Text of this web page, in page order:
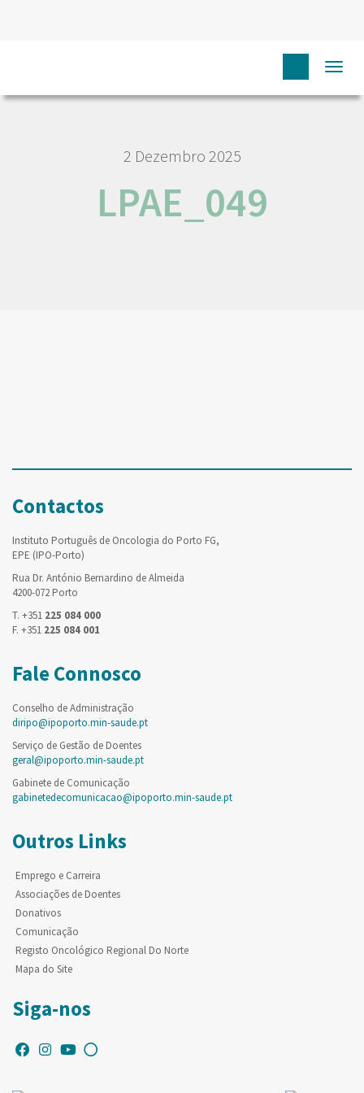
2 Dezembro 2025
LPAE_049
Contactos
Instituto Português de Oncologia do Porto FG,
EPE (IPO-Porto)
Rua Dr. António Bernardino de Almeida
4200-072 Porto
T. +351 225 084 000
F. +351 225 084 001
Fale Connosco
Conselho de Administração
diripo@ipoporto.min-saude.pt
Serviço de Gestão de Doentes
geral@ipoporto.min-saude.pt
Gabinete de Comunicação
gabinetedecomunicacao@ipoporto.min-saude.pt
Outros Links
Emprego e Carreira
Associações de Doentes
Donativos
Comunicação
Registo Oncológico Regional Do Norte
Mapa do Site
Siga-nos